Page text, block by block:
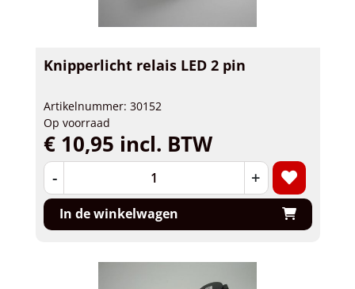
Knipperlicht relais LED 2 pin
Artikelnummer: 30152
Op voorraad
€ 10,95 incl. BTW
- +
In de winkelwagen